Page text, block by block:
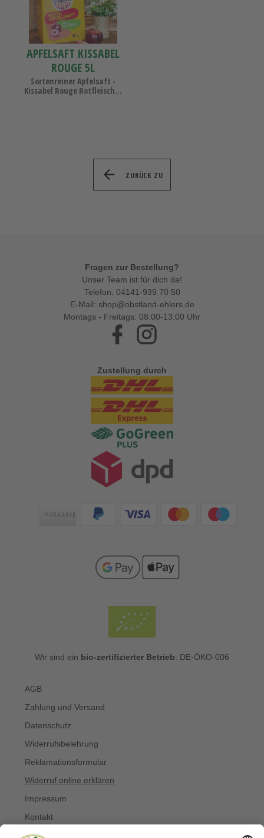
APFELSAFT KISSABEL
ROUGE 5L
Sortenreiner Apfelsaft -
Kissabel Rouge Rotfleisch...
ZURÜCK ZU
Fragen zur Bestellung?
Unser Team ist für dich da!
Telefon: 04141-939 70 50
E-Mail: shop@obstland-ehlers.de
Montags - Freitags: 08:00-13:00 Uhr
Facebook
Zustellung durch
Zahlungsarten
Wir sind ein bio-zertifizierter Betrieb: DE-ÖKO-006
AGB
Zahlung und Versand
Datenschutz
Widerrufsbelehrung
Reklamationsformular
Widerruf online erklären
Impressum
Kontakt
Über uns